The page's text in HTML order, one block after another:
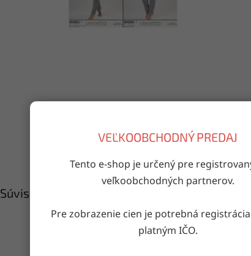
VEĽKOOBCHODNÝ PREDAJ
Tento e-shop je určený pre
veľkoobchodných partnerov.
Pre zobrazenie cien je potrebná
platným IČO.
Doručenie do druhého dňa
Súvisiaci tovar
203151/10003974 Kód:203164/10003986